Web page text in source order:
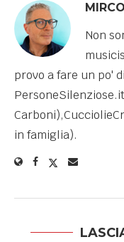
Non
provo a fare un po'
in famiglia).